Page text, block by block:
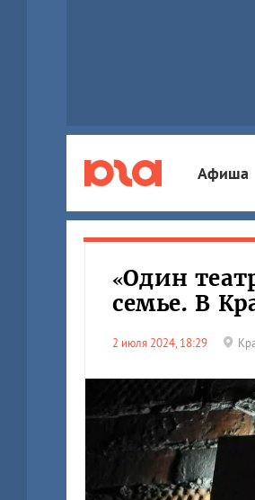
Афиша
«Один
семье. В
2 июля 2024, 18:29